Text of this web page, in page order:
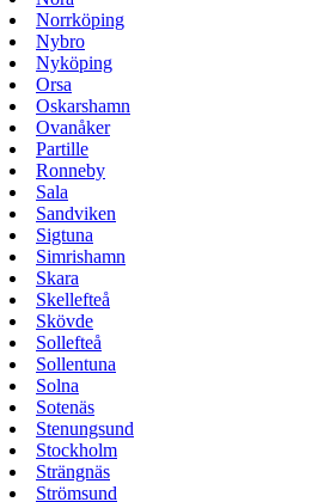
Norrköping
Nybro
Nyköping
Orsa
Oskarshamn
Ovanåker
Partille
Ronneby
Sala
Sandviken
Sigtuna
Simrishamn
Skara
Skellefteå
Skövde
Sollefteå
Sollentuna
Solna
Sotenäs
Stenungsund
Stockholm
Strängnäs
Strömsund